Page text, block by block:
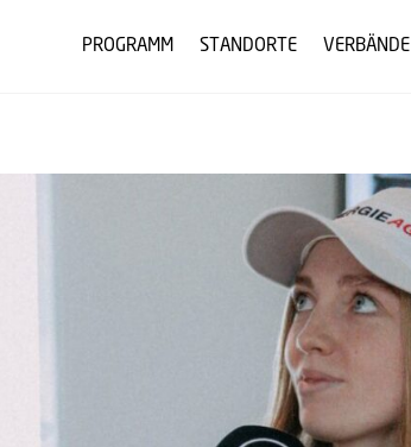
PROGRAMM STANDORTE VERBÄNDE